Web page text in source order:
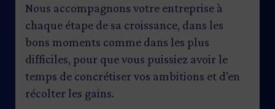
Nous accompagnons votre entreprise à
chaque étape de sa croissance, dans les
bons moments comme dans les plus
difficiles, pour que vous puissiez avoir le
temps de concrétiser vos ambitions et d’en
récolter les gains.